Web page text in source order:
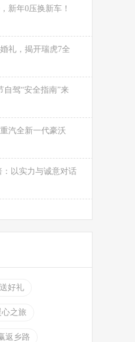
新年0压换新车！
礼，揭开瑞虎7全
自驾“安全指南”来
汽全新一代豪沃
：以实力与诚意对话
好礼
之旅
返乡路